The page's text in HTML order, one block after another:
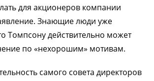
для акционеров компании
Знающие люди уже
Томпсону действительно может
по «нехорошим» мотивам.
самого совета директоров